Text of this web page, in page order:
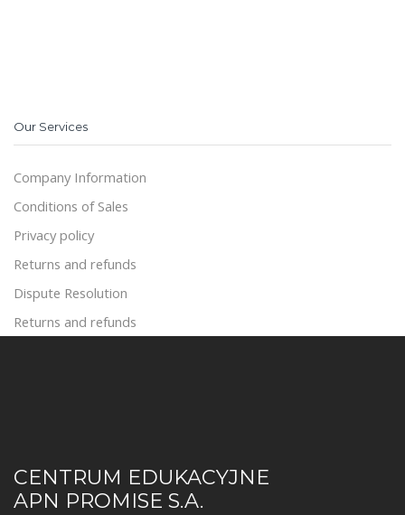
Our Services
Company Information
Conditions of Sales
Privacy policy
Returns and refunds
Dispute Resolution
Returns and refunds
CENTRUM EDUKACYJNE
APN PROMISE S.A.